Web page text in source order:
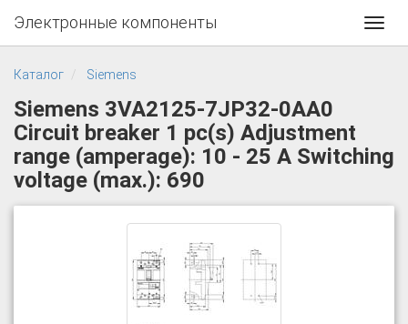
Электронные компоненты
Каталог Siemens
Siemens 3VA2125-7JP32-0AA0
Circuit breaker 1 pc(s) Adjustment
range (amperage): 10 - 25 A Switching
voltage (max.): 690